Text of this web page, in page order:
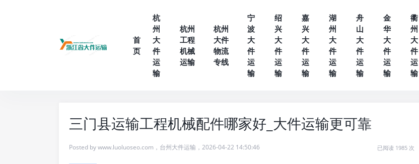
首
页
杭
州
大
件
运
输
杭州
工程
机械
运输
杭州
大件
物流
专线
宁
波
大
件
运
输
绍
兴
大
件
运
输
嘉
兴
大
件
运
输
湖
州
大
件
运
输
舟
山
大
件
运
输
金
华
大
件
运
输
衢
州
大
件
运
输
三门县运输工程机械配件哪家好_大件运输更可靠
Posted bywww.luoluoseo.com ， 台州大件运输 ， 2026-04-22 14:50:46 已阅读 1985 次